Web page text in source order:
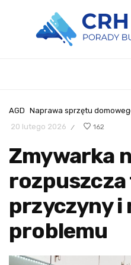
AGD Naprawa sprzętu
20 lutego 2026 / 162
Zmywarka
przyczyny i
problemu